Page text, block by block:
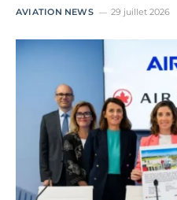
AVIATION NEWS 29 juillet 2026